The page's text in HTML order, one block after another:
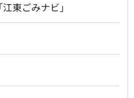
東ごみナビ」